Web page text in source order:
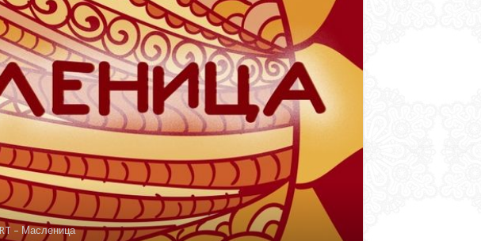
– Масленица